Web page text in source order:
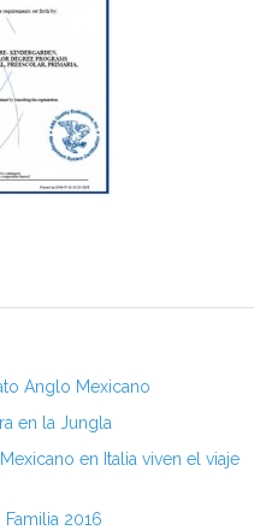
Anglo Mexicano
en la Jungla
en Italia viven el viaje
2016